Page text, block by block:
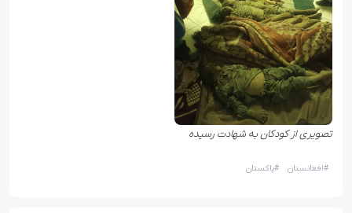
تصویری از کودکان به شهادت رسیده
#افغانستان #پاکستان